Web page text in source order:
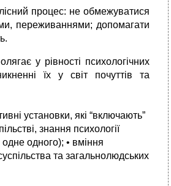
процес: не обмежуватися
переживаннями; допомагати
у рівності психологічних
їх у світ почуттів та
установки, які “включають”
знання психології
одне одного); • вміння
та загальнолюдських